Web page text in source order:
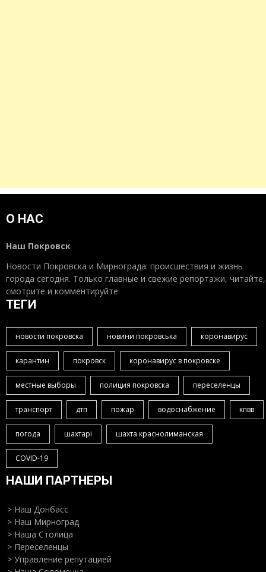
О НАС
Наш Покровск
Новости Покровска и Мирнограда: происшествия и жизнь
города сегодня. Только главные и свежие репортажи, читайте,
смотрите и комментируйте
ТЕГИ
новости покровска новини покровська коронавирус
карантин покровск коронавирус в покровске
местные выборы полиция покровска переселенцы
транспорт дтп пожар водоснабжение кпвв
погода шахтарі шахта краснолиманская
COVID-19
НАШИ ПАРТНЕРЫ
> Наш Донбасс
> Наш Мирноград
> Наша Столица
> Переселенцы
> Управление репутацией